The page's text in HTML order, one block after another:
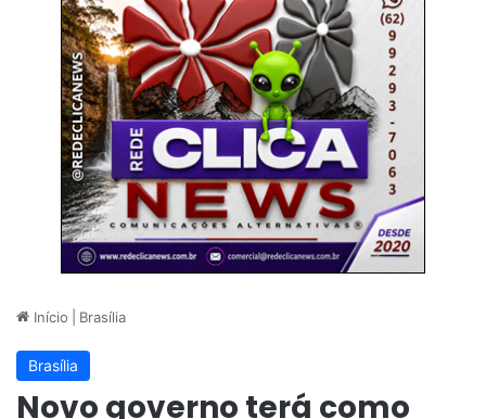
Início Brasília
Brasília
Novo governo terá como